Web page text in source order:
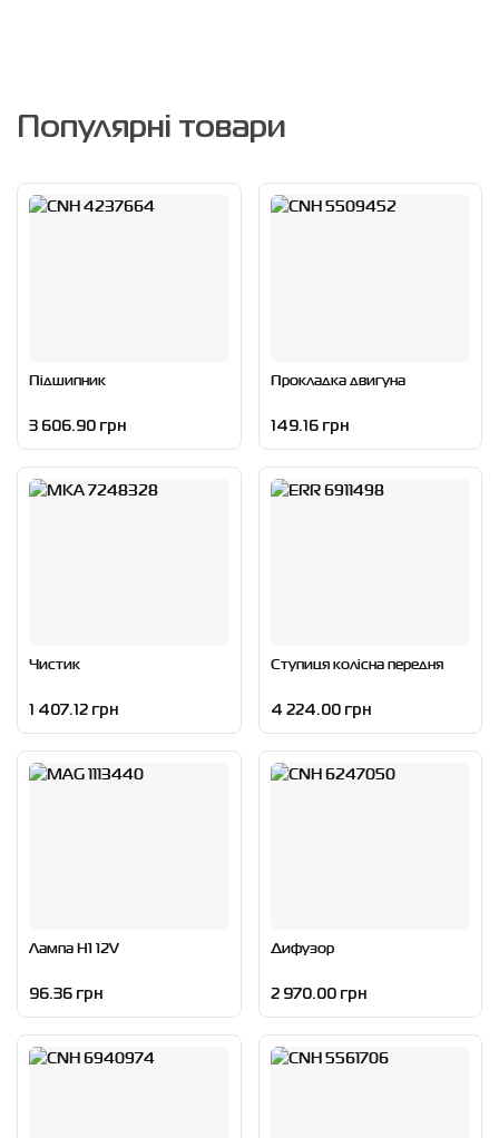
Популярні товари
Підшипник
3 606.90 грн
Прокладка двигуна
149.16 грн
Чистик
1 407.12 грн
Ступиця колісна передня
4 224.00 грн
Лампа H1 12V
96.36 грн
Дифузор
2 970.00 грн